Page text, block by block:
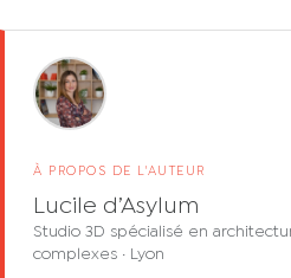
À PROPOS DE L'AUTEUR
Lucile d’Asylum
Studio 3D spécialisé en
complexes · Lyon